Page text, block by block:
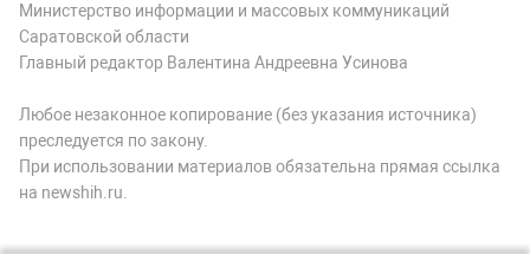
Министерство информации и массовых коммуникаций
Саратовской области
Главный редактор Валентина Андреевна Усинова
Любое незаконное копирование (без указания источника)
преследуется по закону.
При использовании материалов обязательна прямая ссылка
на newshih.ru.